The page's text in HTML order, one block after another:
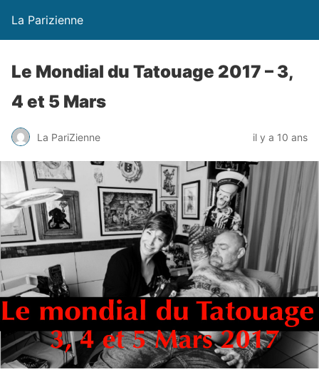
La Parizienne
Le Mondial du Tatouage 2017 – 3,
4 et 5 Mars
La PariZienne il y a 10 ans